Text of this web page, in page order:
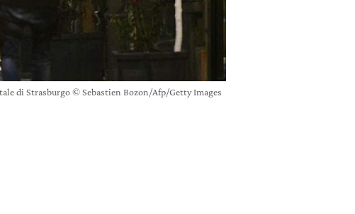
di Strasburgo © Sebastien Bozon/Afp/Getty Images